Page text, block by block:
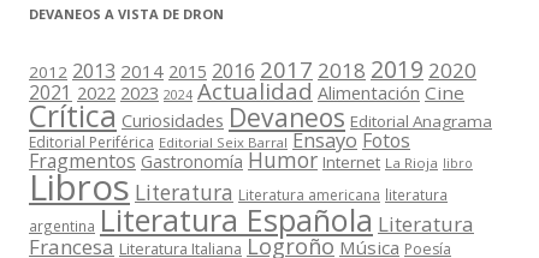
DEVANEOS A VISTA DE DRON
2012 2013 2014 2015 2016 2017 2018 2019 2020
2021 2022 2023 2024 Actualidad Alimentación Cine
Crítica Curiosidades Devaneos Editorial Anagrama
Editorial Periférica Editorial Seix Barral Ensayo Fotos
Fragmentos Gastronomía Humor Internet La Rioja libro
Libros Literatura Literatura americana literatura
argentina Literatura Española Literatura
Francesa Literatura Italiana Logroño Música Poesía